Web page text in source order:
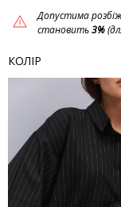
Допустима
становить3%
КОЛІР